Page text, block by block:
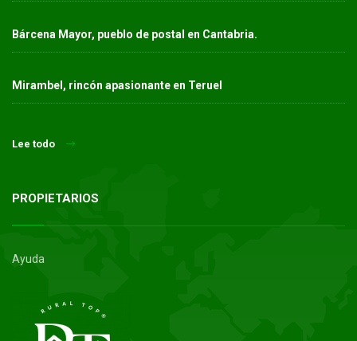
Bárcena Mayor, pueblo de postal en Cantabria.
Mirambel, rincón apasionante en Teruel
Lee todo
PROPIETARIOS
Ayuda